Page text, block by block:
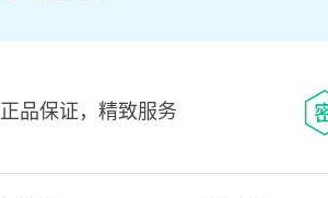
正品保证，精致服务